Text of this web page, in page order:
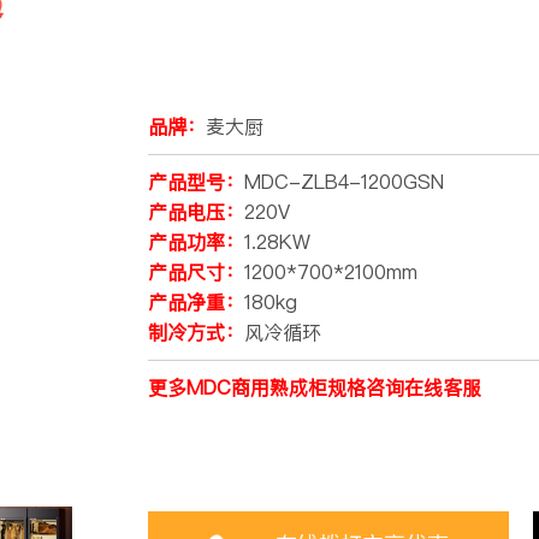
品牌： 麦大厨
产品型号： MDC-ZLB4-1200GSN
产品电压： 220V
产品功率： 1.28KW
产品尺寸： 1200*700*2100mm
产品净重： 180kg
制冷方式： 风冷循环
更多MDC商用熟成柜规格咨询在线客服